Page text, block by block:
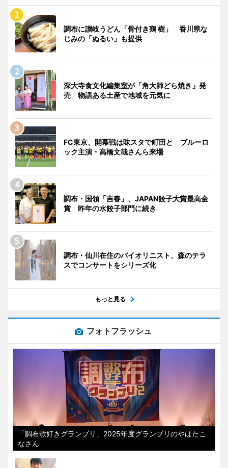
調布に讃岐うどん「骨付き鶏 樹」 香川県な
じみの「ぬるい」も提供
深大寺食文化編集室が「角大師どら焼き」発
売 物語ある土産で地域を元気に
FC東京、開幕戦は味スタで町田と ブルーロ
ック主演・高橋文哉さんら来場
調布・国領「吉春」、JAPAN餃子大賞最高金
賞 昨年の水餃子部門に続き
調布・仙川在住のバイオリニスト、森のテラ
スでコンサートをシリーズ化
もっと見る
フォトフラッシュ
「調布歌好きグランプリ」2025年度グランプリのやはたこ
なさん